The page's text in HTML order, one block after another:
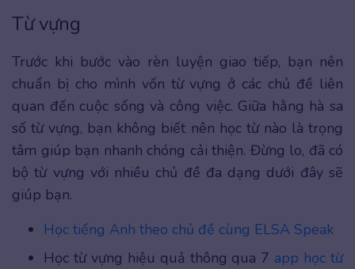
Từ vựng
Trước khi bước vào rèn luyện giao tiếp, bạn nên
chuẩn bị cho mình vốn từ vựng ở các chủ đề liên
quan đến cuộc sống và công việc. Giữa hằng hà sa
số từ vựng, bạn không biết nên học từ nào là trọng
tâm giúp bạn nhanh chóng cải thiện. Đừng lo, đã có
bộ từ vựng với nhiều chủ đề đa dạng dưới đây sẽ
giúp bạn.
Học tiếng Anh theo chủ đề cùng ELSA Speak
Học từ vựng hiệu quả thông qua 7 app học từ